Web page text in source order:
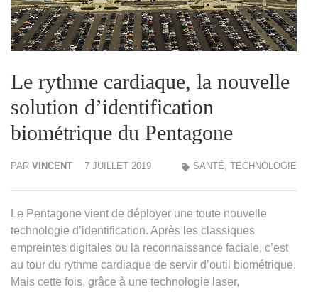
Le rythme cardiaque, la nouvelle
solution d’identification
biométrique du Pentagone
PAR VINCENT 7 JUILLET 2019 SANTÉ, TECHNOLOGIE
Le Pentagone vient de déployer une toute nouvelle
technologie d’identification. Après les classiques
empreintes digitales ou la reconnaissance faciale, c’est
au tour du rythme cardiaque de servir d’outil biométrique.
Mais cette fois, grâce à une technologie laser,